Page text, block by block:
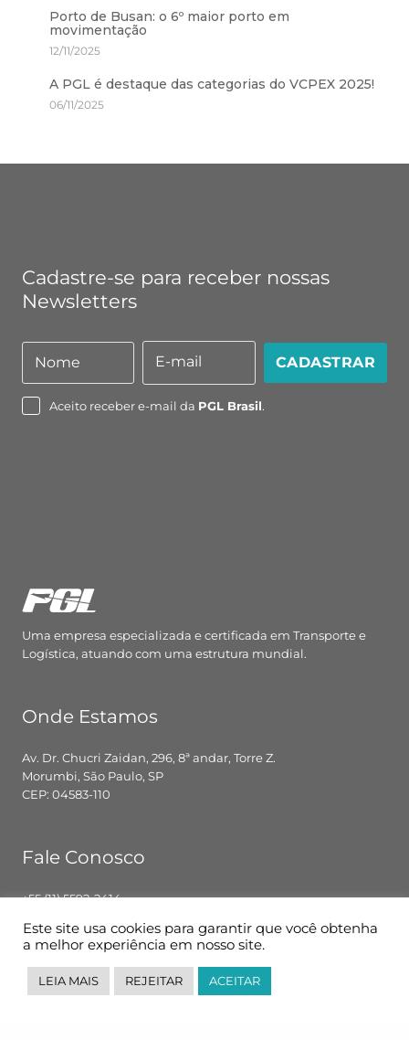
Porto de Busan: o 6º maior porto em
movimentação
12/11/2025
A PGL é destaque das categorias do VCPEX 2025!
06/11/2025
Cadastre-se para receber nossas
Newsletters
Nome
Nome
mail
E-mail CADASTRAR
Aceito receber e-mail da PGL Brasil.
Uma empresa especializada e certificada em Transporte e
Logística, atuando com uma estrutura mundial.
Onde Estamos
Av. Dr. Chucri Zaidan, 296, 8ª andar, Torre Z.
Morumbi, São Paulo, SP
CEP: 04583-110
Fale Conosco
+55 (11) 5592-2414
Segunda – Sexta: 8h00 – 18h00
Siga-nos
Este site usa cookies para garantir que você obtenha
a melhor experiência em nosso site.
LEIA MAIS REJEITAR ACEITAR